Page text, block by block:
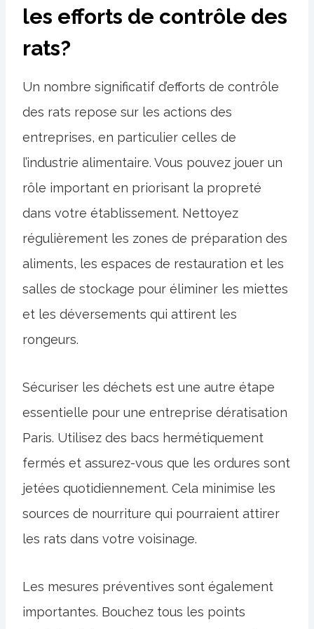
les efforts de contrôle des
rats?
Un nombre significatif d’efforts de contrôle
des rats repose sur les actions des
entreprises, en particulier celles de
l’industrie alimentaire. Vous pouvez jouer un
rôle important en priorisant la propreté
dans votre établissement. Nettoyez
régulièrement les zones de préparation des
aliments, les espaces de restauration et les
salles de stockage pour éliminer les miettes
et les déversements qui attirent les
rongeurs.
Sécuriser les déchets est une autre étape
essentielle pour une entreprise dératisation
Paris. Utilisez des bacs hermétiquement
fermés et assurez-vous que les ordures sont
jetées quotidiennement. Cela minimise les
sources de nourriture qui pourraient attirer
les rats dans votre voisinage.
Les mesures préventives sont également
importantes. Bouchez tous les points